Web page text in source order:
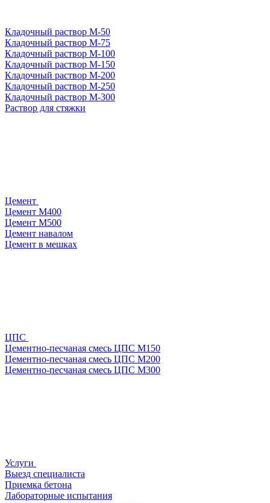
Кладочный раствор М-50
Кладочный раствор М-75
Кладочный раствор М-100
Кладочный раствор М-150
Кладочный раствор М-200
Кладочный раствор М-250
Кладочный раствор М-300
Раствор для стяжки
Цемент
Цемент М400
Цемент М500
Цемент навалом
Цемент в мешках
ЦПС
Цементно-песчаная смесь ЦПС М150
Цементно-песчаная смесь ЦПС М200
Цементно-песчаная смесь ЦПС М300
Услуги
Выезд специалиста
Приемка бетона
Лабораторные испытания